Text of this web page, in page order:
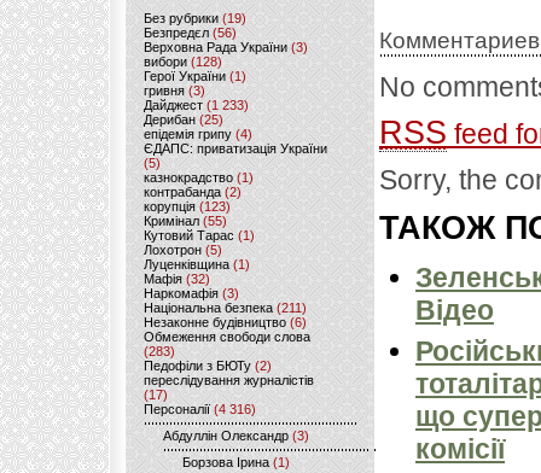
Без рубрики (19)
Безпредєл(56)
Верховна Рада України (3)
вибори(128)
Герої України(1)
гривня (3)
Дайджест (1 233)
Дерибан (25)
епідемія грипу (4)
ЄДАПС: приватизація України
(5)
казнокрадство (1)
контрабанда (2)
корупція (123)
Кримінал (55)
Кутовий Тарас (1)
Лохотрон(5)
Луценківщина (1)
Мафія (32)
Наркомафія (3)
Національна безпека (211)
Незаконне будівництво(6)
Обмеження свободи слова
(283)
Педофіли з БЮТу (2)
переслідування журналістів
(17)
Персоналії (4 316)
Абдуллін Олександр (3)
Борзова Ірина(1)
No
RSS feed
Sorry, the
ТАКОЖ
Відео
що
комісії